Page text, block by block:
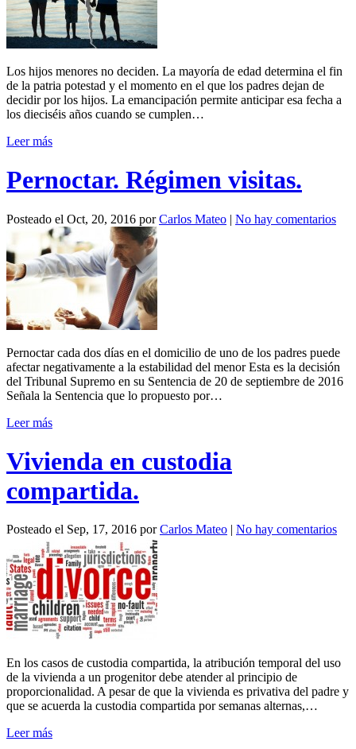
Los hijos menores no deciden. La mayoría de edad determina el fin
de la patria potestad y el momento en el que los padres dejan de
decidir por los hijos. La emancipación permite anticipar esa fecha a
los dieciséis años cuando se cumplen…
Leer más
Pernoctar. Régimen visitas.
Posteado el Oct, 20, 2016 porCarlos Mateo | No hay comentarios
Pernoctar cada dos días en el domicilio de uno de los padres puede
afectar negativamente a la estabilidad del menor Esta es la decisión
del Tribunal Supremo en su Sentencia de 20 de septiembre de 2016
Señala la Sentencia que lo propuesto por…
Leer más
Vivienda en custodia
compartida.
Posteado el Sep, 17, 2016 porCarlos Mateo | No hay comentarios
En los casos de custodia compartida, la atribución temporal del uso
de la vivienda a un progenitor debe atender al principio de
proporcionalidad. A pesar de que la vivienda es privativa del padre y
que se acuerda la custodia compartida por semanas alternas,…
Leer más